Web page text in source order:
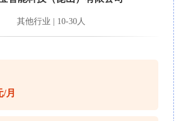
其他行业 | 10-30人
/月